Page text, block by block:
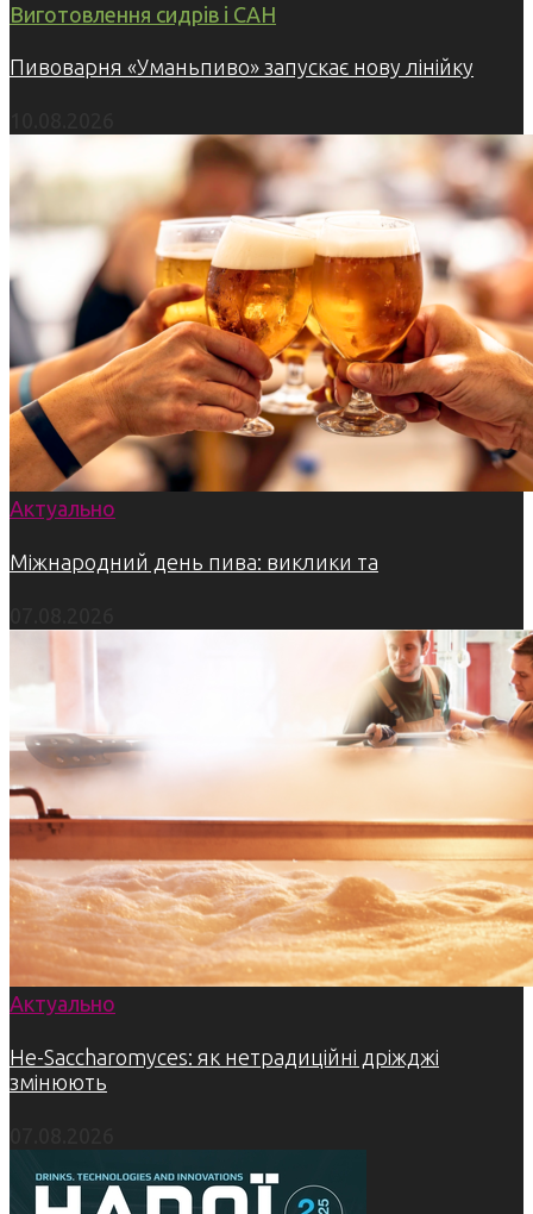
Виготовлення сидрів і САН
Пивоварня «Уманьпиво» запускає нову лінійку
Актуально
Міжнародний день пива: виклики та
Актуально
Не-Saccharomyces: як нетрадиційні дріжджі
змінюють